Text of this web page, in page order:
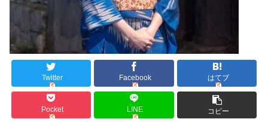
Twitter Facebook はてブ
Pocket LINE コピー